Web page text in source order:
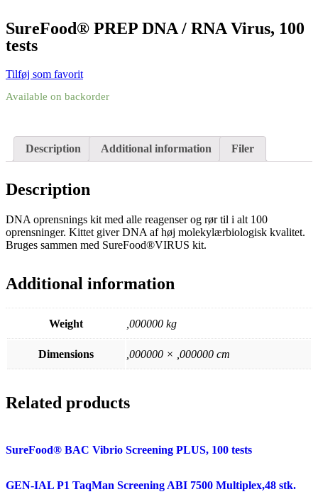
SureFood® PREP DNA / RNA Virus, 100
tests
Tilføj som favorit
Available on backorder
Description Additional information Filer
Description
DNA oprensnings kit med alle reagenser og rør til i alt 100
oprensninger. Kittet giver DNA af høj molekylærbiologisk kvalitet.
Bruges sammen med SureFood®VIRUS kit.
Additional information
Weight ,000000 kg
Dimensions ,000000 × ,000000 cm
Related products
SureFood® BAC Vibrio Screening PLUS, 100 tests
GEN-IAL P1 TaqMan Screening ABI 7500 Multiplex,48 stk.